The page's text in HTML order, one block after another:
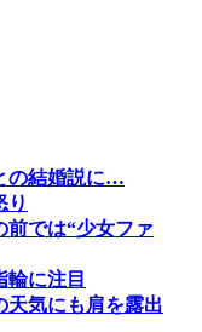
の結婚説に…
り
前では“少女ファ
に注目
天気にも肩を露出